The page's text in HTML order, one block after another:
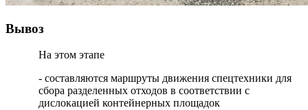
Вывоз
На этом этапе
- составляются маршруты движения спецтехники для
сбора разделенных отходов в соответствии с
дислокацией контейнерных площадок